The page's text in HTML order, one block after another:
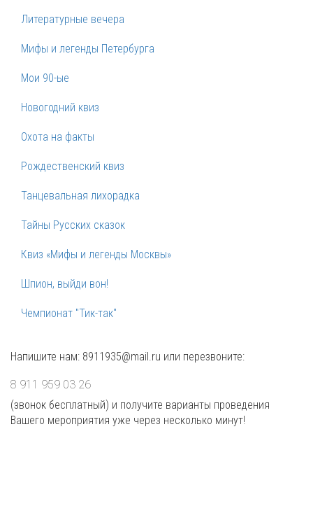
Литературные вечера
Мифы и легенды Петербурга
Мои 90-ые
Новогодний квиз
Охота на факты
Рождественский квиз
Танцевальная лихорадка
Тайны Русских сказок
Квиз «Мифы и легенды Москвы»
Шпион, выйди вон!
Чемпионат "Тик-так"
Напишите нам: 8911935@mail.ru или перезвоните:
8 911 959 03 26
(звонок бесплатный) и получите варианты проведения
Вашего мероприятия уже через несколько минут!